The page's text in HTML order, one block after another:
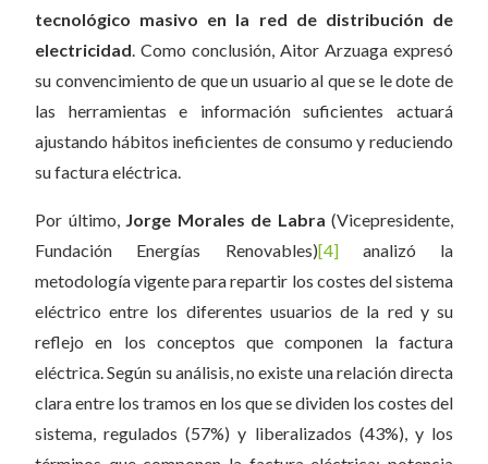
tecnológico masivo en la red de distribución de
electricidad . Como conclusión, Aitor Arzuaga expresó
su convencimiento de que un usuario al que se le dote de
las herramientas e información suficientes actuará
ajustando hábitos ineficientes de consumo y reduciendo
su factura eléctrica.
Por último, Jorge Morales de Labra (Vicepresidente,
Fundación Energías Renovables)[4]analizó la
metodología vigente para repartir los costes del sistema
eléctrico entre los diferentes usuarios de la red y su
reflejo en los conceptos que componen la factura
eléctrica. Según su análisis, no existe una relación directa
clara entre los tramos en los que se dividen los costes del
sistema, regulados (57%) y liberalizados (43%), y los